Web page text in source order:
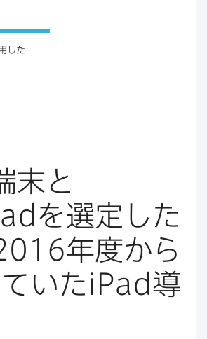
した​
末と​
を​選定した​
年度から​
いたiPad導